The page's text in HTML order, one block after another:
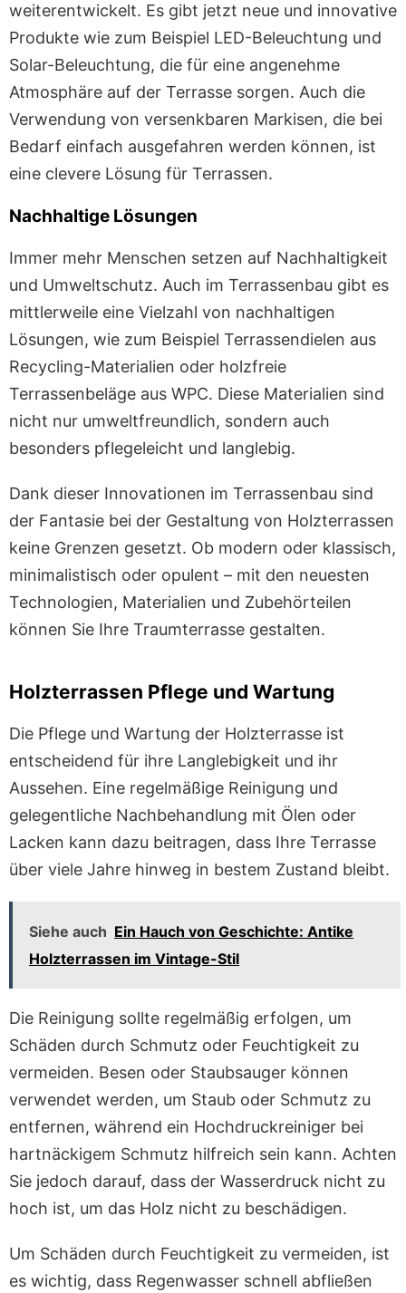
weiterentwickelt. Es gibt jetzt neue und innovative
Produkte wie zum Beispiel LED-Beleuchtung und
Solar-Beleuchtung, die für eine angenehme
Atmosphäre auf der Terrasse sorgen. Auch die
Verwendung von versenkbaren Markisen, die bei
Bedarf einfach ausgefahren werden können, ist
eine clevere Lösung für Terrassen.
Nachhaltige Lösungen
Immer mehr Menschen setzen auf Nachhaltigkeit
und Umweltschutz. Auch im Terrassenbau gibt es
mittlerweile eine Vielzahl von nachhaltigen
Lösungen, wie zum Beispiel Terrassendielen aus
Recycling-Materialien oder holzfreie
Terrassenbeläge aus WPC. Diese Materialien sind
nicht nur umweltfreundlich, sondern auch
besonders pflegeleicht und langlebig.
Dank dieser Innovationen im Terrassenbau sind
der Fantasie bei der Gestaltung von Holzterrassen
keine Grenzen gesetzt. Ob modern oder klassisch,
minimalistisch oder opulent – mit den neuesten
Technologien, Materialien und Zubehörteilen
können Sie Ihre Traumterrasse gestalten.
Holzterrassen Pflege und Wartung
Die Pflege und Wartung der Holzterrasse ist
entscheidend für ihre Langlebigkeit und ihr
Aussehen. Eine regelmäßige Reinigung und
gelegentliche Nachbehandlung mit Ölen oder
Lacken kann dazu beitragen, dass Ihre Terrasse
über viele Jahre hinweg in bestem Zustand bleibt.
Siehe auch Ein Hauch von Geschichte: Antike
Holzterrassen im Vintage-Stil
Die Reinigung sollte regelmäßig erfolgen, um
Schäden durch Schmutz oder Feuchtigkeit zu
vermeiden. Besen oder Staubsauger können
verwendet werden, um Staub oder Schmutz zu
entfernen, während ein Hochdruckreiniger bei
hartnäckigem Schmutz hilfreich sein kann. Achten
Sie jedoch darauf, dass der Wasserdruck nicht zu
hoch ist, um das Holz nicht zu beschädigen.
Um Schäden durch Feuchtigkeit zu vermeiden, ist
es wichtig, dass Regenwasser schnell abfließen